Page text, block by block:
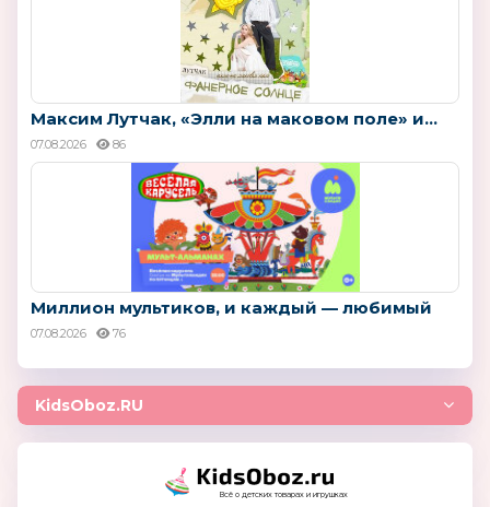
Максим Лутчак, «Элли на маковом поле» и...
07.08.2026 86
Миллион мультиков, и каждый — любимый
07.08.2026 76
KidsOboz.RU
Всё о детских товарах и игрушках